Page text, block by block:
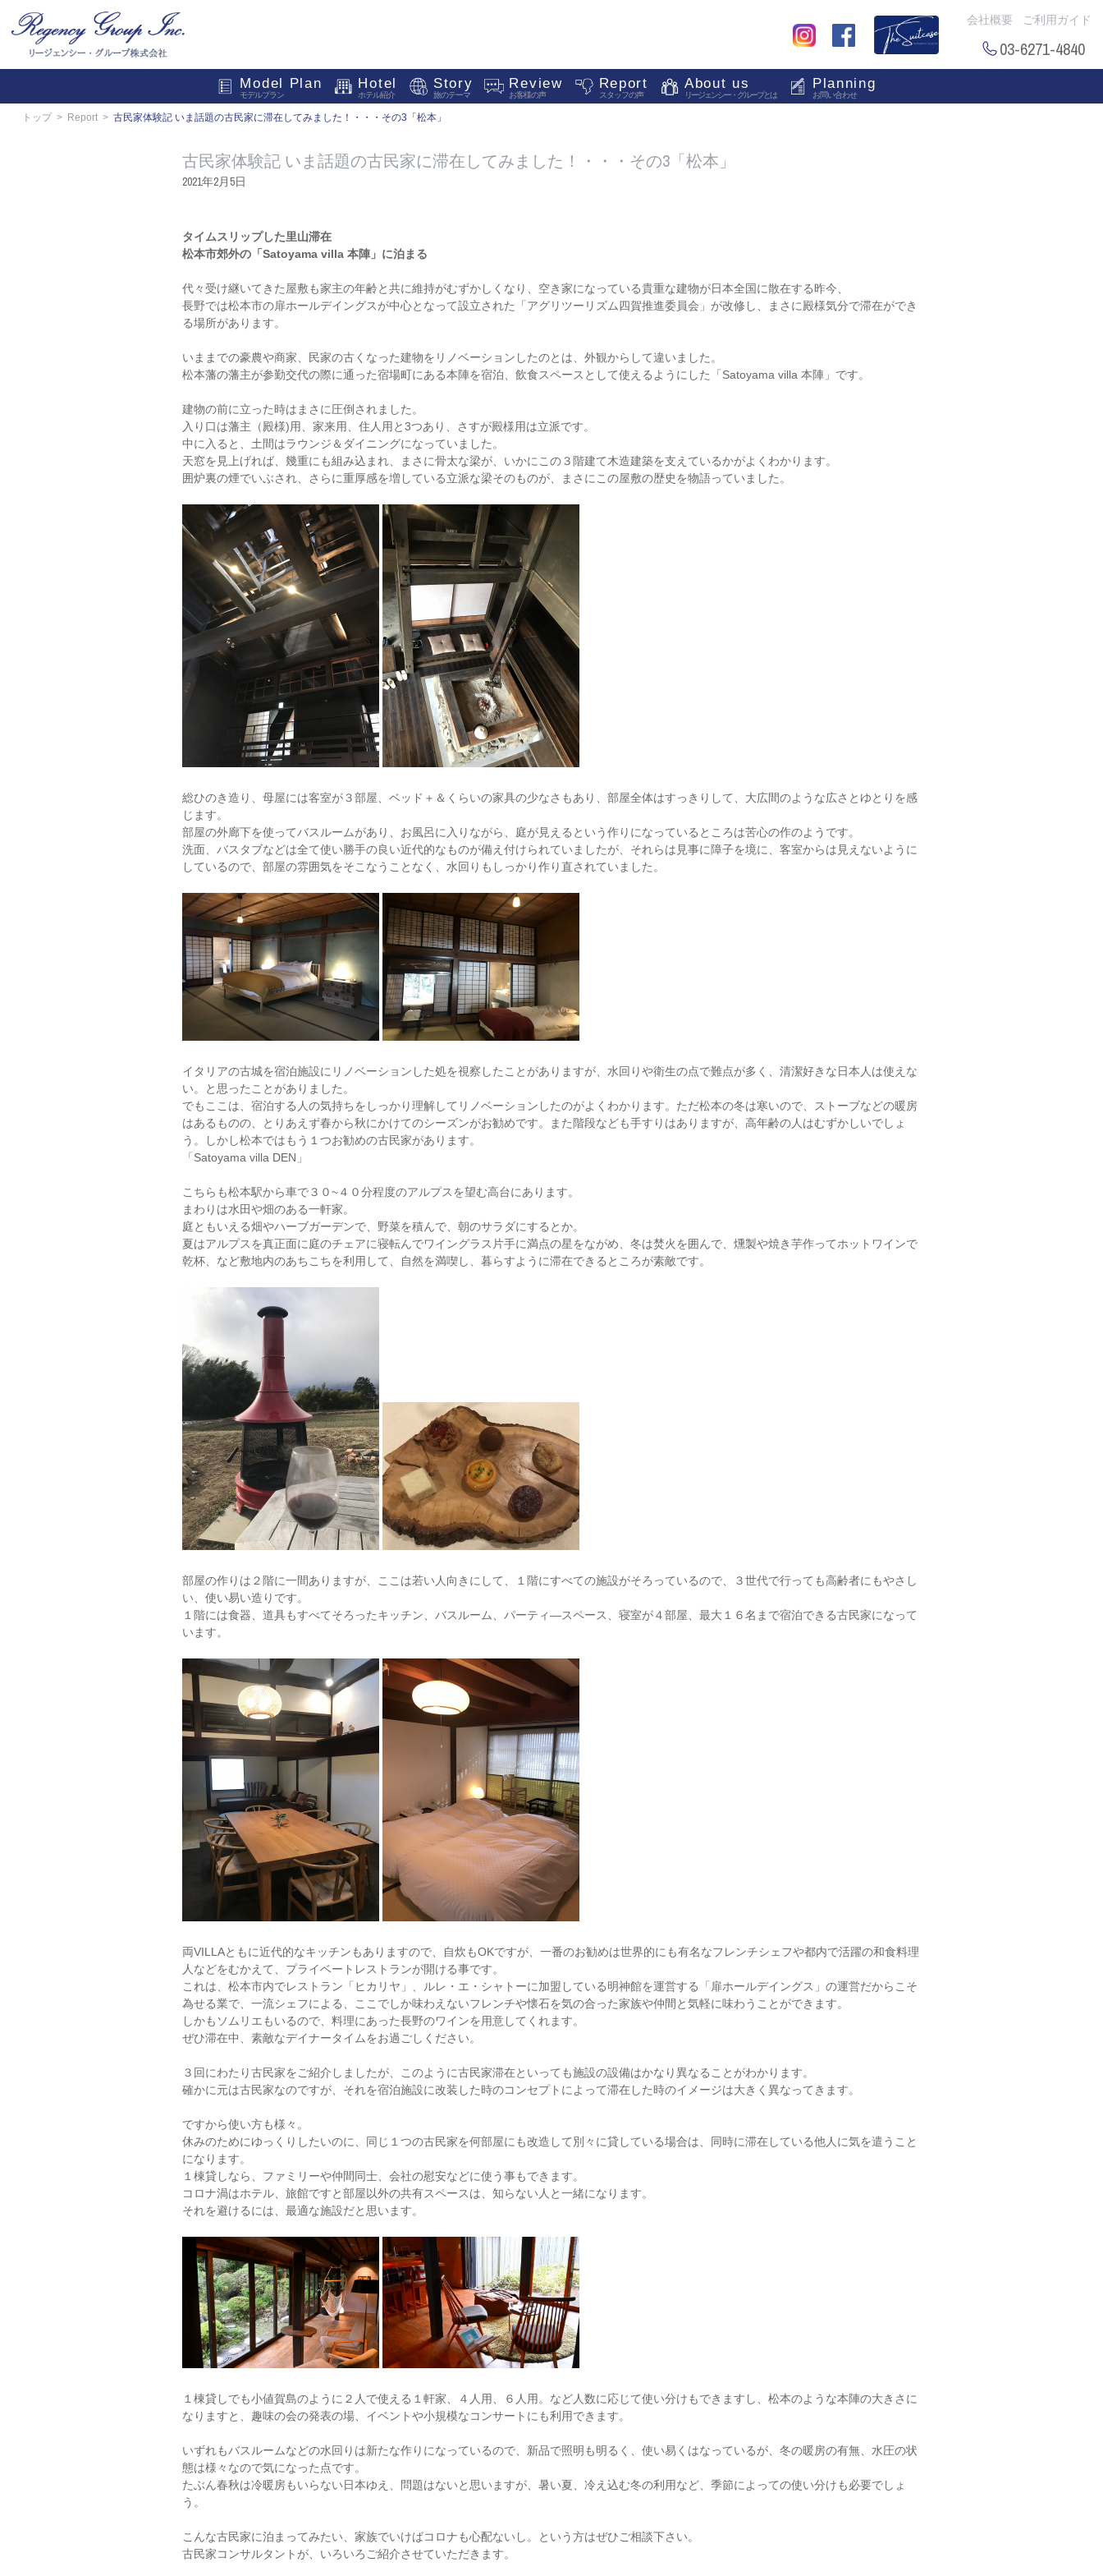
会社概要 ご利用ガイド
03-6271-4840
Model Plan
モデルプラン
Hotel
ホテル紹介
Story
旅のテーマ
Review
お客様の声
Report
スタッフの声
About us
リージェンシー・グループとは
Planning
お問い合わせ
トップ Report 古民家体験記 いま話題の古民家に滞在してみました！・・・その3「松本」
古民家体験記 いま話題の古民家に滞在してみました！・・・その3「松本」
2021年2月5日
タイムスリップした里山滞在
松本市郊外の「Satoyama villa 本陣」に泊まる
代々受け継いてきた屋敷も家主の年齢と共に維持がむずかしくなり、空き家になっている貴重な建物が日本全国に散在する昨今、
長野では松本市の扉ホールデイングスが中心となって設立された「アグリツーリズム四賀推進委員会」が改修し、まさに殿様気分で滞在ができ
る場所があります。
いままでの豪農や商家、民家の古くなった建物をリノベーションしたのとは、外観からして違いました。
松本藩の藩主が参勤交代の際に通った宿場町にある本陣を宿泊、飲食スペースとして使えるようにした「Satoyama villa 本陣」です。
建物の前に立った時はまさに圧倒されました。
入り口は藩主（殿様)用、家来用、住人用と3つあり、さすが殿様用は立派です。
中に入ると、土間はラウンジ＆ダイニングになっていました。
天窓を見上げれば、幾重にも組み込まれ、まさに骨太な梁が、いかにこの３階建て木造建築を支えているかがよくわかります。
囲炉裏の煙でいぶされ、さらに重厚感を増している立派な梁そのものが、まさにこの屋敷の歴史を物語っていました。
総ひのき造り、母屋には客室が３部屋、ベッド＋＆くらいの家具の少なさもあり、部屋全体はすっきりして、大広間のような広さとゆとりを感
じます。
部屋の外廊下を使ってバスルームがあり、お風呂に入りながら、庭が見えるという作りになっているところは苦心の作のようです。
洗面、バスタブなどは全て使い勝手の良い近代的なものが備え付けられていましたが、それらは見事に障子を境に、客室からは見えないように
しているので、部屋の雰囲気をそこなうことなく、水回りもしっかり作り直されていました。
イタリアの古城を宿泊施設にリノベーションした処を視察したことがありますが、水回りや衛生の点で難点が多く、清潔好きな日本人は使えな
い。と思ったことがありました。
でもここは、宿泊する人の気持ちをしっかり理解してリノベーションしたのがよくわかります。ただ松本の冬は寒いので、ストーブなどの暖房
はあるものの、とりあえず春から秋にかけてのシーズンがお勧めです。また階段なども手すりはありますが、高年齢の人はむずかしいでしょ
う。しかし松本ではもう１つお勧めの古民家があります。
「Satoyama villa DEN」
こちらも松本駅から車で３０~４０分程度のアルプスを望む高台にあります。
まわりは水田や畑のある一軒家。
庭ともいえる畑やハーブガーデンで、野菜を積んで、朝のサラダにするとか。
夏はアルプスを真正面に庭のチェアに寝転んでワイングラス片手に満点の星をながめ、冬は焚火を囲んで、燻製や焼き芋作ってホットワインで
乾杯、など敷地内のあちこちを利用して、自然を満喫し、暮らすように滞在できるところが素敵です。
部屋の作りは２階に一間ありますが、ここは若い人向きにして、１階にすべての施設がそろっているので、３世代で行っても高齢者にもやさし
い、使い易い造りです。
１階には食器、道具もすべてそろったキッチン、バスルーム、パーティ―スペース、寝室が４部屋、最大１６名まで宿泊できる古民家になって
います。
両VILLAともに近代的なキッチンもありますので、自炊もOKですが、一番のお勧めは世界的にも有名なフレンチシェフや都内で活躍の和食料理
人などをむかえて、プライベートレストランが開ける事です。
これは、松本市内でレストラン「ヒカリヤ」、ルレ・エ・シャトーに加盟している明神館を運営する「扉ホールデイングス」の運営だからこそ
為せる業で、一流シェフによる、ここでしか味わえないフレンチや懐石を気の合った家族や仲間と気軽に味わうことができます。
しかもソムリエもいるので、料理にあった長野のワインを用意してくれます。
ぜひ滞在中、素敵なデイナータイムをお過ごしください。
３回にわたり古民家をご紹介しましたが、このように古民家滞在といっても施設の設備はかなり異なることがわかります。
確かに元は古民家なのですが、それを宿泊施設に改装した時のコンセプトによって滞在した時のイメージは大きく異なってきます。
ですから使い方も様々。
休みのためにゆっくりしたいのに、同じ１つの古民家を何部屋にも改造して別々に貸している場合は、同時に滞在している他人に気を遣うこと
になります。
１棟貸しなら、ファミリーや仲間同士、会社の慰安などに使う事もできます。
コロナ渦はホテル、旅館ですと部屋以外の共有スペースは、知らない人と一緒になります。
それを避けるには、最適な施設だと思います。
１棟貸しでも小値賀島のように２人で使える１軒家、４人用、６人用。など人数に応じて使い分けもできますし、松本のような本陣の大きさに
なりますと、趣味の会の発表の場、イベントや小規模なコンサートにも利用できます。
いずれもバスルームなどの水回りは新たな作りになっているので、新品で照明も明るく、使い易くはなっているが、冬の暖房の有無、水圧の状
態は様々なので気になった点です。
たぶん春秋は冷暖房もいらない日本ゆえ、問題はないと思いますが、暑い夏、冷え込む冬の利用など、季節によっての使い分けも必要でしょ
う。
こんな古民家に泊まってみたい、家族でいけばコロナも心配ないし。という方はぜひご相談下さい。
古民家コンサルタントが、いろいろご紹介させていただきます。